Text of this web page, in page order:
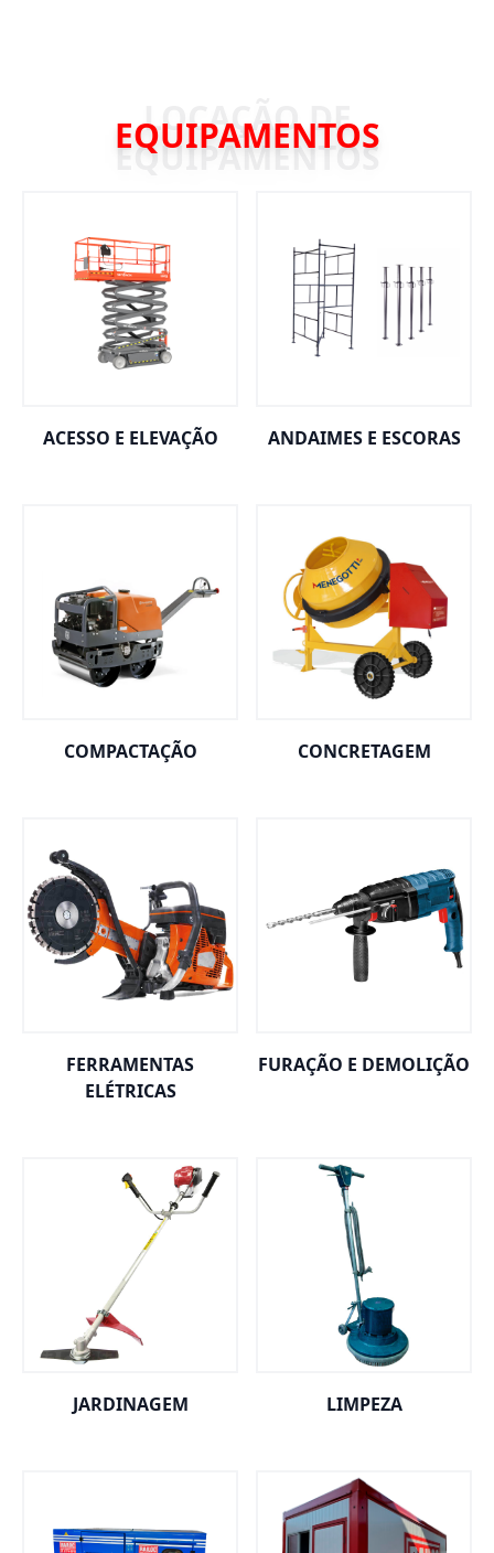
EQUIPAMENTOS
ACESSO E ELEVAÇÃO ANDAIMES E ESCORAS
COMPACTAÇÃO CONCRETAGEM
FERRAMENTAS
ELÉTRICAS
FURAÇÃO E DEMOLIÇÃO
JARDINAGEM LIMPEZA